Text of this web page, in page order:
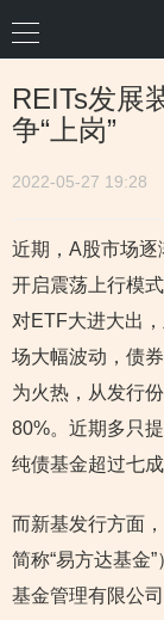
REITs发展
争“上岗”
2022-05-27 19:28
近期，A股市场逐
开启震荡上行模
对ETF大进大出
场大幅波动，债
为火热，从发行
80%。近期多只
纯债基金超过七成
而新基发行方面
简称“易方达基金
基金管理有限公